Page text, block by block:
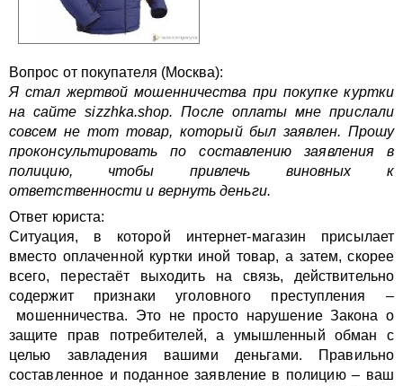
Вопрос от покупателя (Москва):
Я стал жертвой мошенничества при покупке куртки
на сайте sizzhka.shop. После оплаты мне прислали
совсем не тот товар, который был заявлен. Прошу
проконсультировать по составлению заявления в
полицию, чтобы привлечь виновных к
ответственности и вернуть деньги.
Ответ юриста:
Ситуация, в которой интернет-магазин присылает
вместо оплаченной куртки иной товар, а затем, скорее
всего, перестаёт выходить на связь, действительно
содержит признаки уголовного преступления –
мошенничества. Это не просто нарушение Закона о
защите прав потребителей, а умышленный обман с
целью завладения вашими деньгами. Правильно
составленное и поданное заявление в полицию – ваш